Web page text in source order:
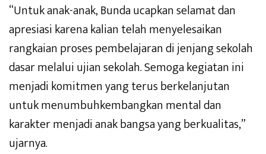
“Untuk anak-anak, Bunda ucapkan selamat dan
apresiasi karena kalian telah menyelesaikan
rangkaian proses pembelajaran di jenjang sekolah
dasar melalui ujian sekolah. Semoga kegiatan ini
menjadi komitmen yang terus berkelanjutan
untuk menumbuhkembangkan mental dan
karakter menjadi anak bangsa yang berkualitas,”
ujarnya.